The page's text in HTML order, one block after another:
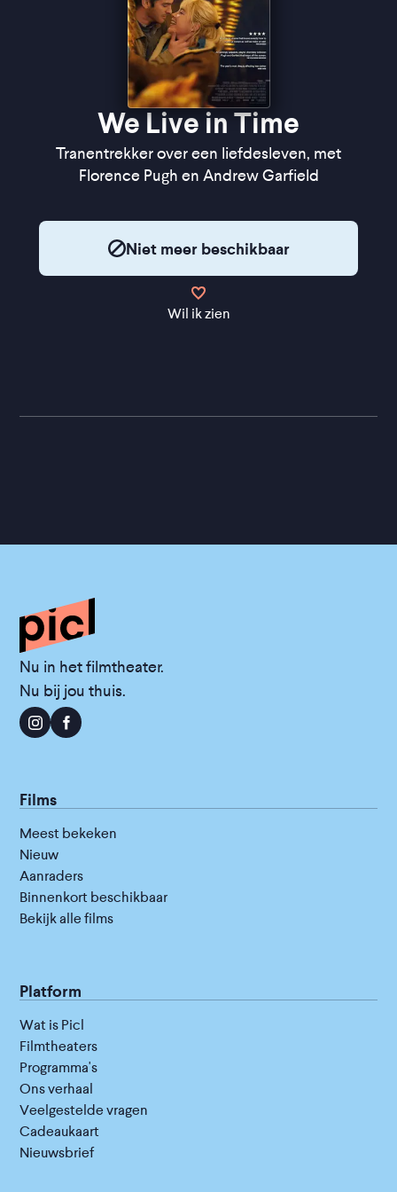
We Live in Time
Tranentrekker over een liefdesleven, met
Florence Pugh en Andrew Garfield
Niet meer beschikbaar
Wil ik zien
Nu in het filmtheater.
Nu bij jou thuis.
Films
Meest bekeken
Nieuw
Aanraders
Binnenkort beschikbaar
Bekijk alle films
Platform
Wat is Picl
Filmtheaters
Programma's
Ons verhaal
Veelgestelde vragen
Cadeaukaart
Nieuwsbrief